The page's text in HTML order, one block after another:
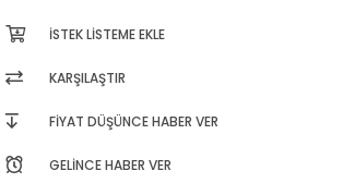
İSTEK LISTEME EKLE
KARŞILAŞTIR
FIYAT DÜŞÜNCE HABER VER
GELINCE HABER VER